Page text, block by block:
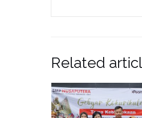
Related